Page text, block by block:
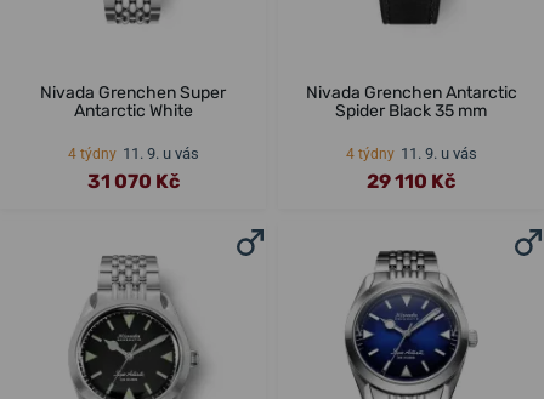
Nivada Grenchen Super
Antarctic White
4 týdny 11. 9. u vás
31 070 Kč
Nivada Grenchen Antarctic
Spider Black 35 mm
4 týdny 11. 9. u vás
29 110 Kč